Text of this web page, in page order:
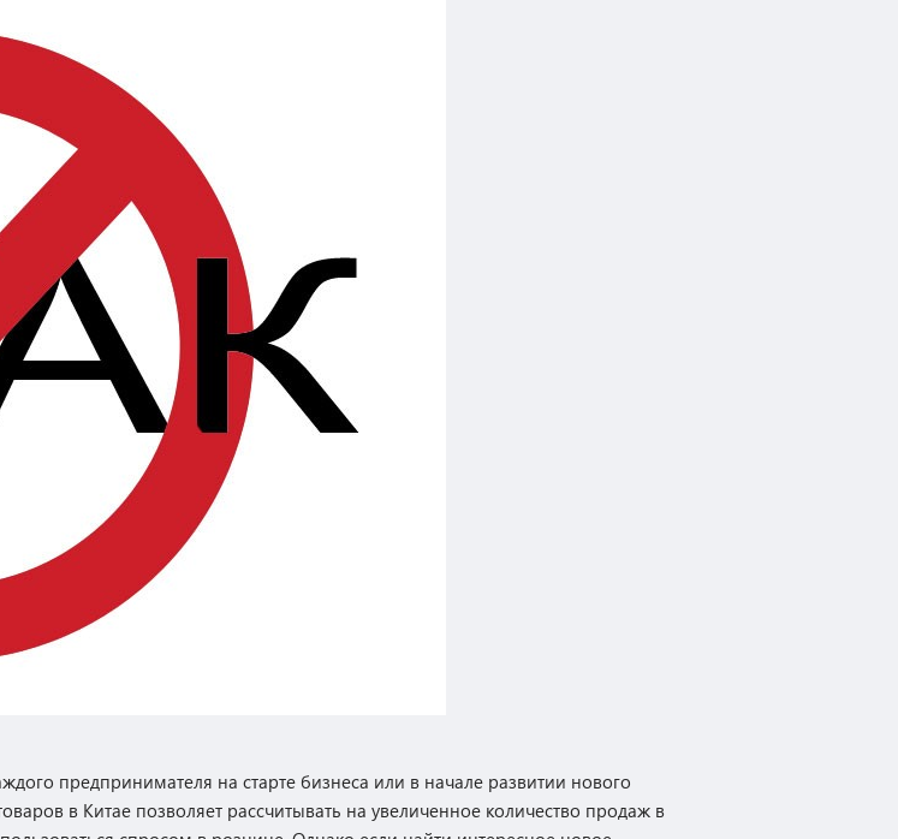
предпринимателя на старте бизнеса или в начале развитии нового
в Китае позволяет рассчитывать на увеличенное количество продаж в